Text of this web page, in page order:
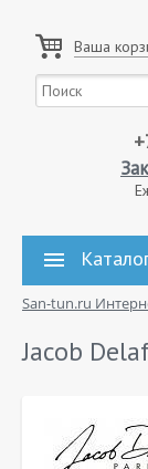
Ваша
San-tun.ru
Jacob